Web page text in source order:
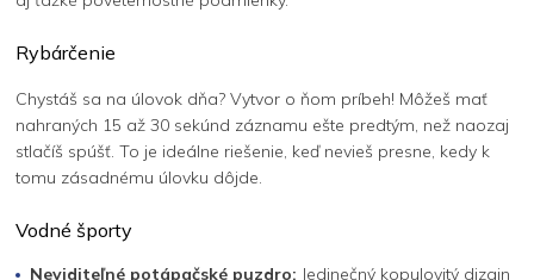
Rybárčenie
Chystáš sa na úlovok dňa? Vytvor o ňom príbeh! Môžeš mať
nahraných 15 až 30 sekúnd záznamu ešte predtým, než naozaj
stlačíš spúšť. To je ideálne riešenie, keď nevieš presne, kedy k
tomu zásadnému úlovku dôjde.
Vodné športy
Neviditeľné potápačské puzdro: Jedinečný kopulovitý dizajn